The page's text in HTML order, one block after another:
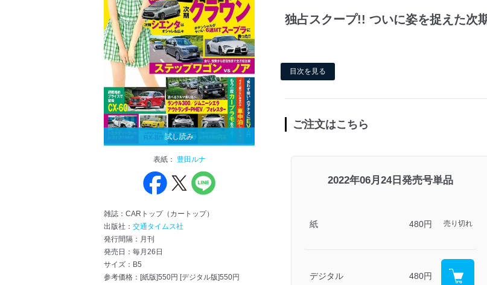
試し読み
表紙： 豊田ルナ
雑誌：CARトップ（カートップ）
出版社： 交通タイムス社
発行間隔：月刊
発売日：毎月26日
サイズ：B5
参考価格：[紙版]550円 [デジタル版]550円
独占スクープ!! ついに姿を捉えた次
目次を見る
ご注文はこちら
2022年06月24日発売号単品
紙 480円 売り切れ
デジタル 480円